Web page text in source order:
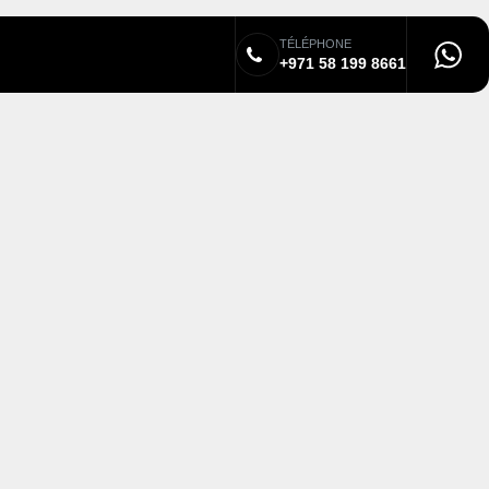
TÉLÉPHONE
+971 58 199 8661
356.000€